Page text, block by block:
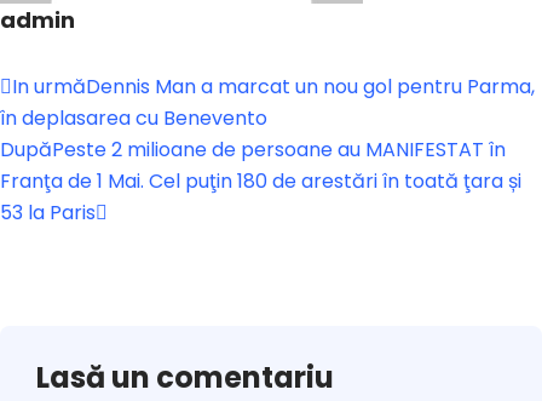
admin
In urmăDennis Man a marcat un nou gol pentru Parma,
în deplasarea cu Benevento
DupăPeste 2 milioane de persoane au MANIFESTAT în
Franţa de 1 Mai. Cel puţin 180 de arestări în toată ţara și
53 la Paris
Lasă un comentariu